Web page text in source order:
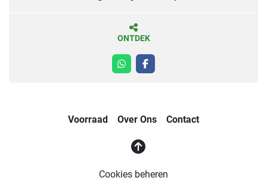
ONTDEK
whatsappfacebook
Cookies beheren
Voorraad Over Ons Contact